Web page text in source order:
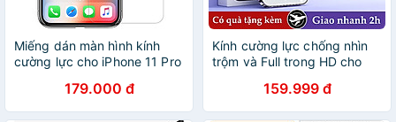
Miếng dán màn hình kính
cường lực cho iPhone 11 Pro
Amazing H+ Pro (mỏng 0.2
mm, vát cạnh 2.5D, chống
179.000 đ
Kính cường lực chống nhìn
trộm và Full trong HD cho
Max/ X/ 11/11 Pro Max/12/12
Pro Max/13/13 Pro
159.999 đ